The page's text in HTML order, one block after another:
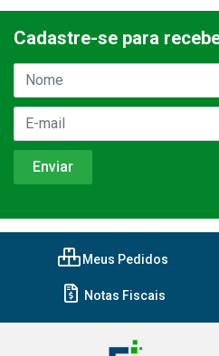
Cadastre-se para
Meus Pedidos
Notas Fiscais